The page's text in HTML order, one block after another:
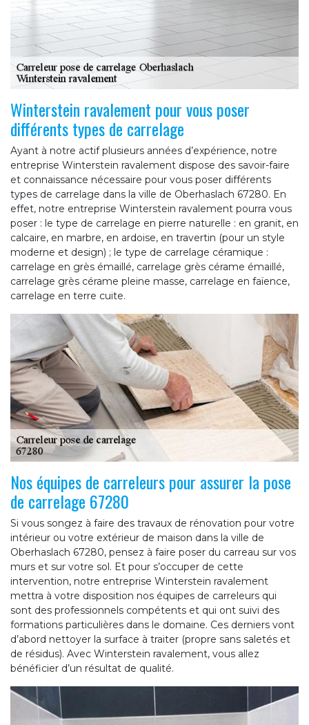
Winterstein ravalement pour vous poser
différents types de carrelage
Ayant à notre actif plusieurs années d’expérience, notre
entreprise Winterstein ravalement dispose des savoir-faire
et connaissance nécessaire pour vous poser différents
types de carrelage dans la ville de Oberhaslach 67280. En
effet, notre entreprise Winterstein ravalement pourra vous
poser : le type de carrelage en pierre naturelle : en granit, en
calcaire, en marbre, en ardoise, en travertin (pour un style
moderne et design) ; le type de carrelage céramique :
carrelage en grès émaillé, carrelage grès cérame émaillé,
carrelage grès cérame pleine masse, carrelage en faïence,
carrelage en terre cuite.
Nos équipes de carreleurs pour assurer la pose
de carrelage 67280
Si vous songez à faire des travaux de rénovation pour votre
intérieur ou votre extérieur de maison dans la ville de
Oberhaslach 67280, pensez à faire poser du carreau sur vos
murs et sur votre sol. Et pour s’occuper de cette
intervention, notre entreprise Winterstein ravalement
mettra à votre disposition nos équipes de carreleurs qui
sont des professionnels compétents et qui ont suivi des
formations particulières dans le domaine. Ces derniers vont
d’abord nettoyer la surface à traiter (propre sans saletés et
de résidus). Avec Winterstein ravalement, vous allez
bénéficier d’un résultat de qualité.